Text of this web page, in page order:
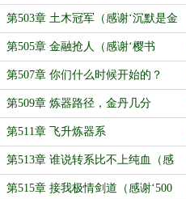
谢‘狼材’喂同事送符打钱送张羽送丝
袜）
第503章 土木冠军（感谢‘沉默是金
的品质’给张羽转账10次）
第505章 金融抢人（感谢‘樱书
ing’打赏盟主）
第507章 你们什么时候开始的？
（感谢‘酱sipid’打赏盟主）
第509章 炼器路径，金丹几分
第511章 飞升炼器系
第513章 谁说转系比不上纯血（感
谢‘谢龙起’打赏盟主）
第515章 接我极情剑道（感谢‘500